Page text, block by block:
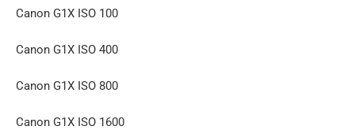
Canon G1X ISO 100
Canon G1X ISO 400
Canon G1X ISO 800
Canon G1X ISO 1600